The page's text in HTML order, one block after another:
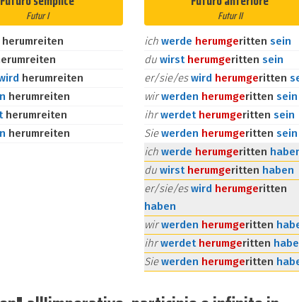
Futur I
herumreiten
herumreiten
herumreiten
herumreiten
herumreiten
Futur II
ich werde herumgeritten sein
du wirst herumgeritten sein
er/sie/eswird herumgeritten
wirwerden herumgeritten sein
ihrwerdet herumgeritten sein
Siewerden herumgeritten sein
ich werde herumgeritten
du wirst herumgeritten haben
er/sie/eswird herumgeritten
haben
wirwerden herumgeritten
ihrwerdet herumgeritten
Siewerden herumgeritten